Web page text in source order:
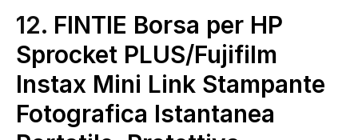
12. FINTIE Borsa per HP
Sprocket PLUS/Fujifilm
Instax Mini Link Stampante
Fotografica Istantanea